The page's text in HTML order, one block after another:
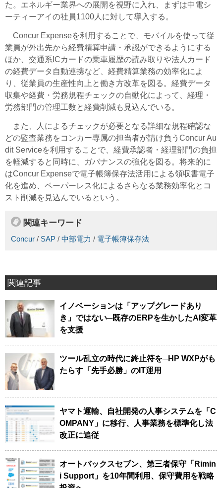
た。エネルギー業界への展開を視野に入れ、まずは中電シ
ーティーアイの社員1100人に対して導入する。
Concur Expenseを利用することで、モバイルを使って従
業員が外出先から経費精算申請・承認ができるようにする
ほか、交通系ICカードの乗車履歴の読み取りや法人カード
の経費データ自動連携など、経費精算業務の効率化によ
り、従業員の生産性向上と働き方改革を図る。経費データ
収集や経費・労務規程チェックの自動化によって、経理・
労務部門の管理工数と経費削減も見込んでいる。
また、人によるチェックが必要となる詳細な規程確認な
どの監査業務をコンカー専属の担当者が請け負うConcur Au
dit Serviceを利用することで、経費承認者・経理部門の負担
を軽減すると同時に、ガバナンスの強化を図る。将来的に
はConcur Expenseで電子帳簿保存法活用による領収書電子
化を進め、ペーパーレス化によるさらなる業務効率化とコ
スト削減を見込んでいるという。
関連キーワード
Concur / SAP / 中部電力 / 電子帳簿保存法
関連記事
イノベーションは「アップグレードあり
き」ではない─既存のERPを生かしたAI変革
を支援
ツール乱立の時代に終止符を─HP WXPがも
たらす「先手必勝」のIT運用
ヤマト運輸、自社開発の人事システムを「C
OMPANY」に移行、人事業務を標準化し法
改正に追従
オートバックスセブン、第三者保守「Rimin
i Support」を10年間利用、保守費用を戦略